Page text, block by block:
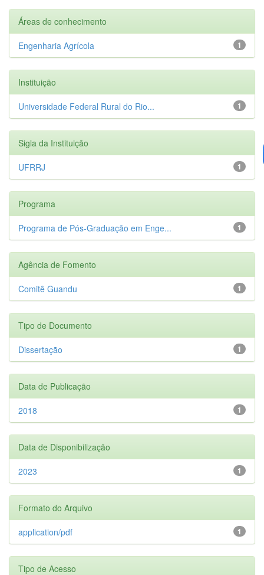
Áreas de conhecimento
1
Engenharia Agrícola
Instituição
1
Universidade Federal Rural do Rio...
Sigla da Instituição
1
UFRRJ
Programa
1
Programa de Pós-Graduação em Enge...
Agência de Fomento
1
Comitê Guandu
Tipo de Documento
1
Dissertação
Data de Publicação
1
2018
Data de Disponibilização
1
2023
Formato do Arquivo
1
application/pdf
Tipo de Acesso